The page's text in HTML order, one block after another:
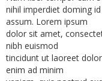
nihil imperdiet doming
assum. Lorem ipsum
dolor sit amet,
nibh euismod
tincidunt ut laoreet
enim ad minim